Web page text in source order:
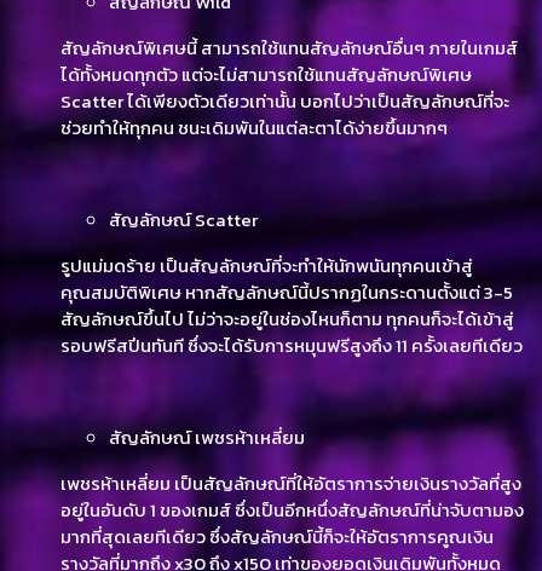
สัญลักษณ์พิเศษนี้ สามารถใช้แทนสัญลักษณ์อื่นๆ ภายในเกมส์
ได้ทั้งหมดทุกตัว แต่จะไม่สามารถใช้แทนสัญลักษณ์พิเศษ
Scatter ได้เพียงตัวเดียวเท่านั้น บอกไปว่าเป็นสัญลักษณ์ที่จะ
ช่วยทำให้ทุกคน ชนะเดิมพันในแต่ละตาได้ง่ายขึ้นมากๆ
สัญลักษณ์ Scatter
รูปแม่มดร้าย เป็นสัญลักษณ์ที่จะทำให้นักพนันทุกคนเข้าสู่
คุณสมบัติพิเศษ หากสัญลักษณ์นี้ปรากฏในกระดานตั้งแต่ 3-5
สัญลักษณ์ขึ้นไป ไม่ว่าจะอยู่ในช่องไหนก็ตาม ทุกคนก็จะได้เข้าสู่
รอบฟรีสปีนทันที ซึ่งจะได้รับการหมุนฟรีสูงถึง 11 ครั้งเลยทีเดียว
สัญลักษณ์ เพชรห้าเหลี่ยม
เพชรห้าเหลี่ยม เป็นสัญลักษณ์ที่ให้อัตราการจ่ายเงินรางวัลที่สูง
อยู่ในอันดับ 1 ของเกมส์ ซึ่งเป็นอีกหนึ่งสัญลักษณ์ที่น่าจับตามอง
มากที่สุดเลยทีเดียว ซึ่งสัญลักษณ์นี้ก็จะให้อัตราการคูณเงิน
รางวัลที่มากถึง x30 ถึง x150 เท่าของยอดเงินเดิมพันทั้งหมด